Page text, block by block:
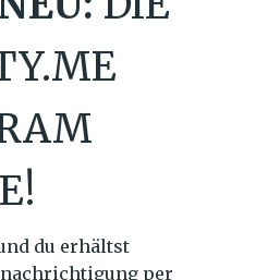
du erhältst
per